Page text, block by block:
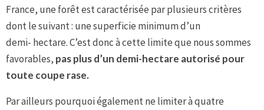
France, une forêt est caractérisée par plusieurs critères
dont le suivant : une superficie minimum d’un
demi- hectare. C’est donc à cette limite que nous sommes
favorables, pas plus d’un demi-hectare autorisé pour
toute coupe rase.
Par ailleurs pourquoi également ne limiter à quatre